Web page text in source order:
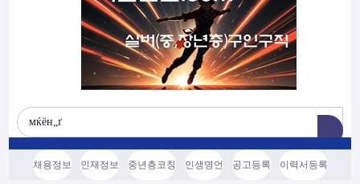
채용정보 인재정보 중년층코칭 인생명언 공고등록 이력서등록
롱라이프포토
[모집/안내] 스마트폰 하나로 시작하는 …